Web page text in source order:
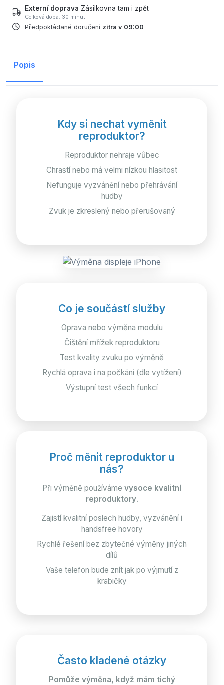
Externí doprava Zásilkovna tam i zpět
Celková doba: 30 minut
Předpokládané doručení zítra v 09:00
Popis
Kdy si nechat vyměnit
reproduktor?
Reproduktor nehraje vůbec
Chrastí nebo má velmi nízkou hlasitost
Nefunguje vyzvánění nebo přehrávání
hudby
Zvuk je zkreslený nebo přerušovaný
Co je součástí služby
Oprava nebo výměna modulu
Čištění mřížek reproduktoru
Test kvality zvuku po výměně
Rychlá oprava i na počkání (dle vytížení)
Výstupní test všech funkcí
Proč měnit reproduktor u
nás?
Při výměně používáme vysoce kvalitní
reproduktory.
Zajistí kvalitní poslech hudby, vyzvánění i
handsfree hovory
Rychlé řešení bez zbytečné výměny jiných
dílů
Vaše telefon bude znít jak po výjmutí z
krabičky
Často kladené otázky
Pomůže výměna, když mám tichý